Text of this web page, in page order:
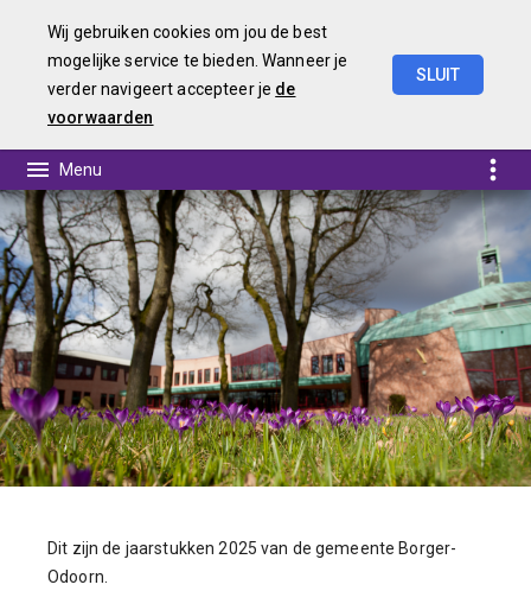
Wij gebruiken cookies om jou de best
mogelijke service te bieden. Wanneer je
verder navigeert accepteer je de
voorwaarden
SLUIT
Dit zijn de jaarstukken 2025 van de gemeente Borger-
Odoorn.